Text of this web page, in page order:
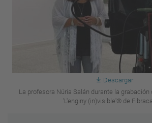
Descargar
La profesora Núria Salán durante la
'L'enginy (in)visible'® de